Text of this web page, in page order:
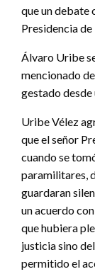
que un debate
Presidencia
Álvaro Uribe
mencionado
gestado
Uribe Vélez
que el señor
cuando se
paramilitares,
guardaran
un acuerdo
que hubiera
justicia sino
permitido el